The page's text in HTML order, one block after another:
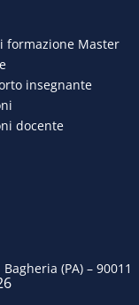
k
e
d
t
formazione Master
insegnante
docente
(PA) – 90011